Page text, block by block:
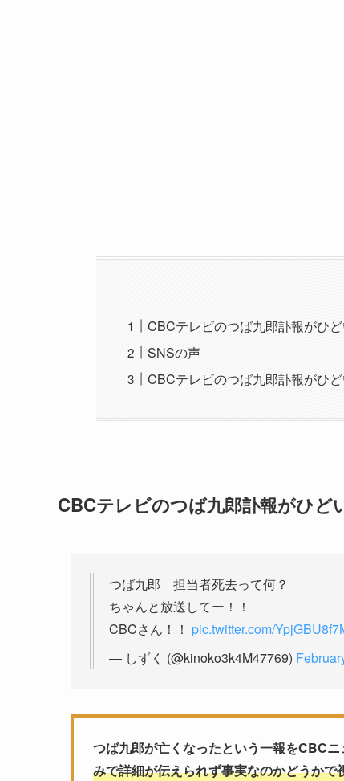
CBCテレビのつば九郎訃報がひ
SNSの声
CBCテレビのつば九郎訃報がひ
CBCテレビのつば九郎訃報がひど
つば九郎 担当者死去って何？
ちゃんと放送してー！！
CBCさん！！ pic.twitter.com/
— しずく (@kinoko3k4M47769)
つば九郎が亡くなったという一報をCBCニ
みで詳細が伝えられず事実なのかどうかで